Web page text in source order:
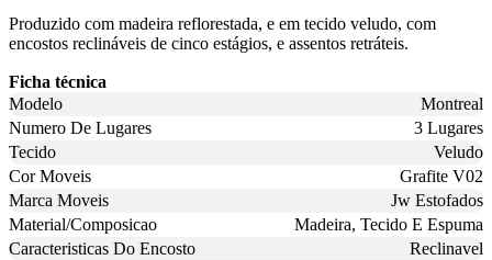
Produzido com madeira reflorestada, e em tecido veludo, com
encostos reclináveis de cinco estágios, e assentos retráteis.
Ficha técnica
Modelo
Montreal
Numero De Lugares
3 Lugares
Tecido
Veludo
Cor Moveis
Grafite V02
Marca Moveis
Jw Estofados
Material/Composicao
Madeira, Tecido E Espuma
Caracteristicas Do Encosto
Reclinavel